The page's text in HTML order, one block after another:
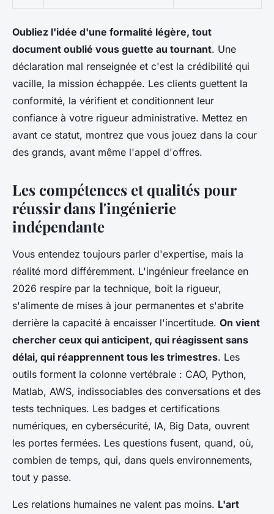
Oubliez l'idée d'une formalité légère, tout
document oublié vous guette au tournant. Une
déclaration mal renseignée et c'est la crédibilité qui
vacille, la mission échappée. Les clients guettent la
conformité, la vérifient et conditionnent leur
confiance à votre rigueur administrative. Mettez en
avant ce statut, montrez que vous jouez dans la cour
des grands, avant même l'appel d'offres.
Les compétences et qualités pour
réussir dans l'ingénierie
indépendante
Vous entendez toujours parler d'expertise, mais la
réalité mord différemment. L'ingénieur freelance en
2026 respire par la technique, boit la rigueur,
s'alimente de mises à jour permanentes et s'abrite
derrière la capacité à encaisser l'incertitude. On vient
chercher ceux qui anticipent, qui réagissent sans
délai, qui réapprennent tous les trimestres. Les
outils forment la colonne vertébrale : CAO, Python,
Matlab, AWS, indissociables des conversations et des
tests techniques. Les badges et certifications
numériques, en cybersécurité, IA, Big Data, ouvrent
les portes fermées. Les questions fusent, quand, où,
combien de temps, qui, dans quels environnements,
tout y passe.
Les relations humaines ne valent pas moins. L'art